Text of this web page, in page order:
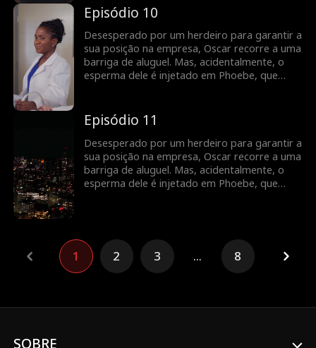
leva a gravidez até ao fim, Oscar propõe um
casamento por contrato. E assim começa
uma jornada cheia de desafios...
Episódio 10
Desesperado por um herdeiro para garantir a
sua posição na empresa, Oscar recorre a uma
barriga de aluguel. Mas, acidentalmente, o
esperma dele é injetado em Phoebe, que
leva a gravidez até ao fim, Oscar propõe um
casamento por contrato. E assim começa
uma jornada cheia de desafios...
Episódio 11
Desesperado por um herdeiro para garantir a
sua posição na empresa, Oscar recorre a uma
barriga de aluguel. Mas, acidentalmente, o
esperma dele é injetado em Phoebe, que
casamento por contrato. E assim começa
uma jornada cheia de desafios...
1 2 3 ... 8
SOBRE